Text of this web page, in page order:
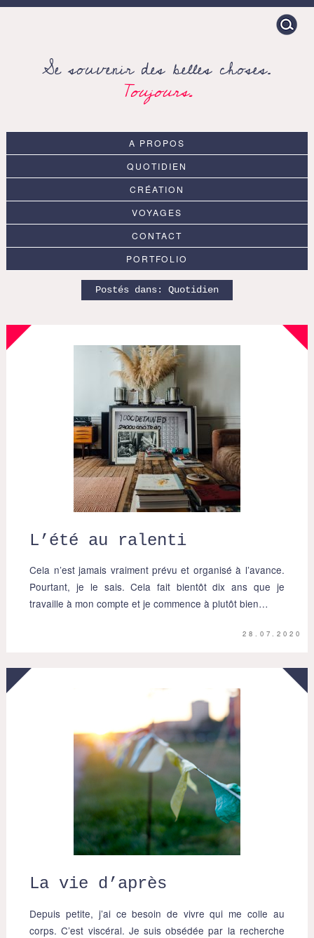
Search
for:
Se souvenir des belles choses.
Toujours.
A PROPOS
QUOTIDIEN
CRÉATION
VOYAGES
CONTACT
PORTFOLIO
Postés dans: Quotidien
L’été au ralenti
Cela n’est jamais vraiment prévu et organisé à l’avance.
Pourtant, je le sais. Cela fait bientôt dix ans que je
travaille à mon compte et je commence à plutôt bien…
28.07.2020
La vie d’après
Depuis petite, j’ai ce besoin de vivre qui me colle au
corps. C’est viscéral. Je suis obsédée par la recherche